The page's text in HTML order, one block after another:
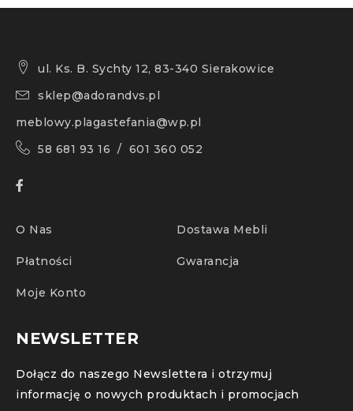
ul. Ks. B. Sychty 12, 83-340 Sierakowice
sklep@adorandvs.pl
meblowy.plagastefania@wp.pl
58 681 93 16 / 601 360 052
O Nas Dostawa Mebli
Płatności Gwarancja
Moje Konto
NEWSLETTER
Dołącz do naszego Newslettera i otrzymuj
informację o nowych produktach i promocjach